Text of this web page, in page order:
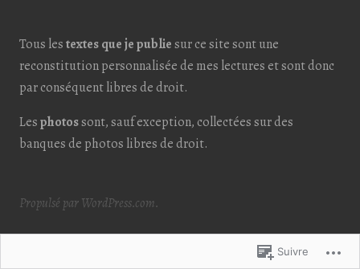
Tous lestextes que je publiesur ce site sont une
reconstitution personnalisée de mes lectures et sont donc
par conséquent libres de droit.
Lesphotossont, sauf exception, collectées sur des
banques de photos libres de droit.
Propulsé par WordPress.com.
Suivre